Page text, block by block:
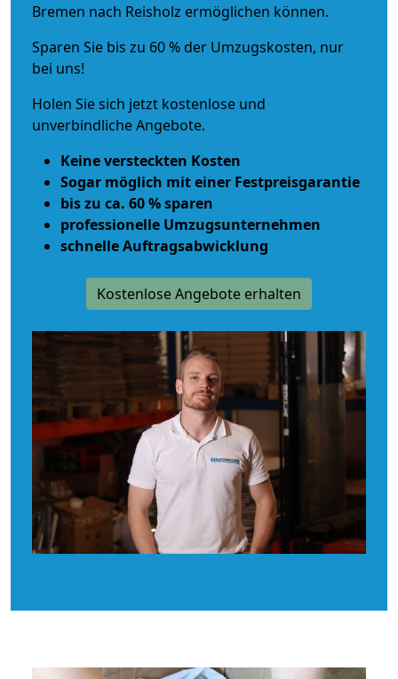
Bremen nach Reisholz ermöglichen können.
Sparen Sie bis zu 60 % der Umzugskosten, nur
bei uns!
Holen Sie sich jetzt kostenlose und
unverbindliche Angebote.
Keine versteckten Kosten
Sogar möglich mit einer Festpreisgarantie
bis zu ca. 60 % sparen
professionelle Umzugsunternehmen
schnelle Auftragsabwicklung
Kostenlose Angebote erhalten